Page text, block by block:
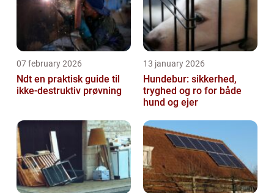
07 february 2026
Ndt en praktisk guide til
ikke-destruktiv prøvning
13 january 2026
Hundebur: sikkerhed,
tryghed og ro for både
hund og ejer